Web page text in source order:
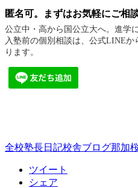
匿名可。まずはお気軽にご相
公立中・高から国公立大へ。進学
入塾前の個別相談は、公式LINEか
ります。
全校塾長日記校舎ブログ那加
ツイート
シェア